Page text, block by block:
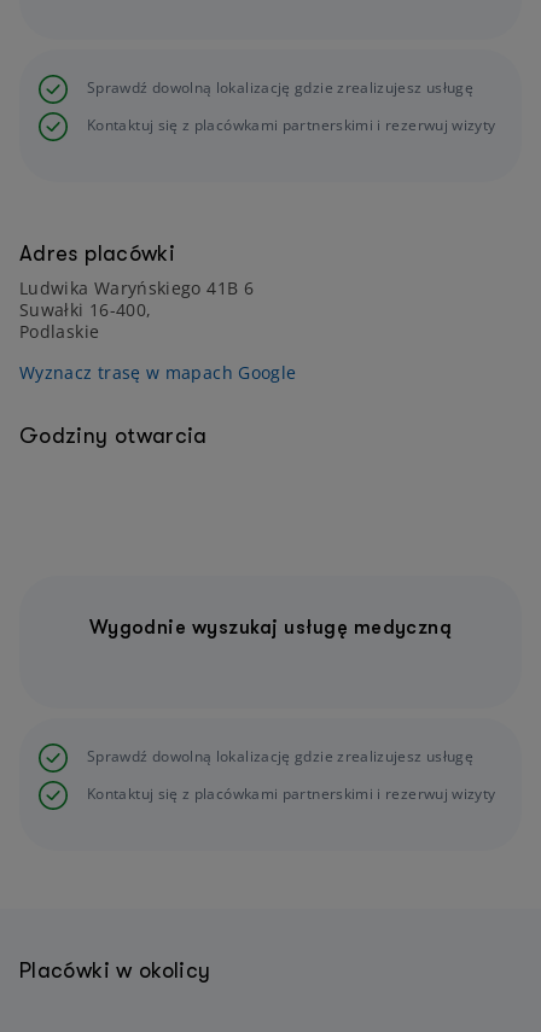
Adres placówki
Ludwika Waryńskiego 41B 6
Suwałki 16-400,
Podlaskie
Wyznacz trasę w mapach Google
Godziny otwarcia
Wygodnie wyszukaj usługę medyczną
Sprawdź dowolną lokalizację gdzie zrealizujesz usługę
Kontaktuj się z placówkami partnerskimi i rezerwuj wizyty
Sprawdź dowolną lokalizację gdzie zrealizujesz usługę
Kontaktuj się z placówkami partnerskimi i rezerwuj wizyty
Placówki w okolicy